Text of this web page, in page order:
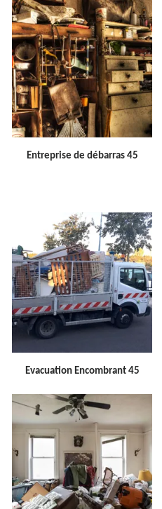
Entreprise de débarras 45
Evacuation Encombrant 45